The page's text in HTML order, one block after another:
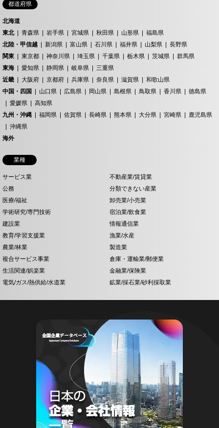
都道府県
北海道
東北
青森県 岩手県 宮城県 秋田県 山形県
福島県
北陸・甲信越
新潟県 富山県 石川県 福井県 山梨県
長野県
関東
東京都 神奈川県 埼玉県 千葉県 栃木県 茨城県
群馬県
東海
愛知県 静岡県 岐阜県
三重県
近畿
大阪府 京都府 兵庫県 奈良県 滋賀県
和歌山県
中国・四国
山口県 広島県 岡山県 島根県 鳥取県 香川県
徳島県
愛媛県
高知県
九州・沖縄
福岡県 佐賀県 長崎県 熊本県 大分県 宮崎県
鹿児島県
沖縄県
海外
業種
サービス業
不動産業/賃貸業
公務
分類できない産業
医療/福祉
卸売業/小売業
学術研究/専門技術
宿泊業/飲食業
建設業
情報通信業
教育/学習支援業
漁業/水産
農業/林業
製造業
複合サービス事業
倉庫・運輸業/郵便業
生活関連/娯楽業
金融業/保険業
電気/ガス/熱供給/水道業
鉱業/採石業/砂利採取業